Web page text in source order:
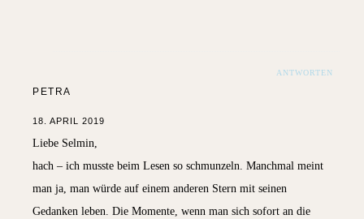
ANTWORTEN
PETRA
18. APRIL 2019
Liebe Selmin,
hach – ich musste beim Lesen so schmunzeln. Manchmal meint
man ja, man würde auf einem anderen Stern mit seinen
Gedanken leben. Die Momente, wenn man sich sofort an die